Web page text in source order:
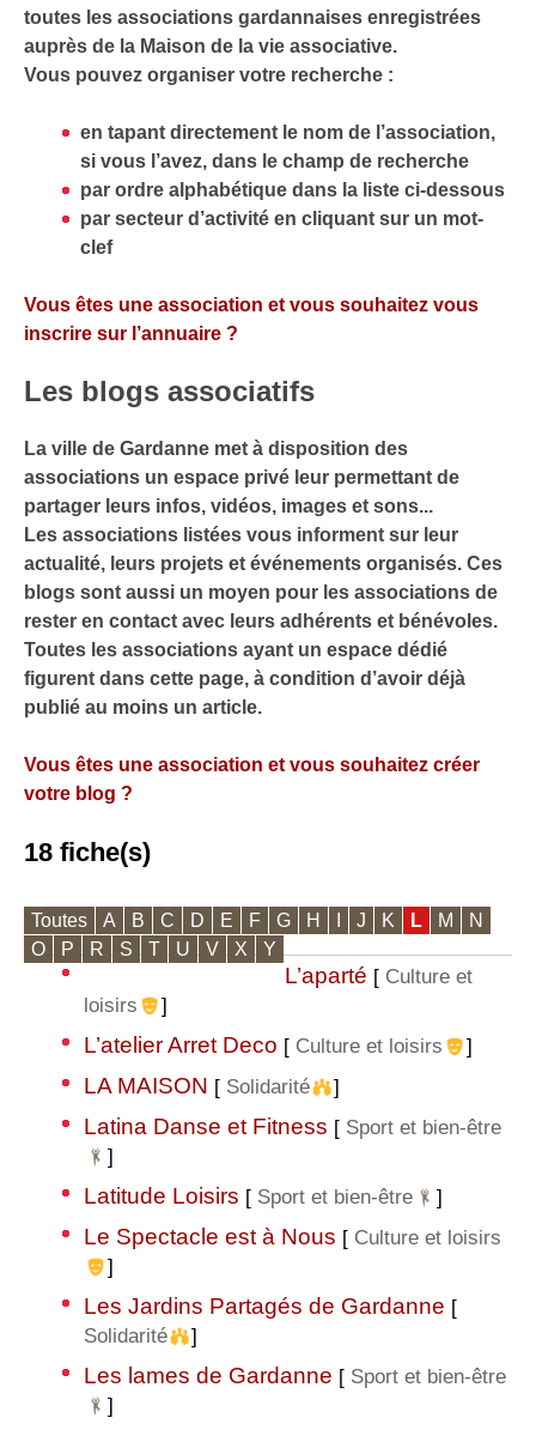
toutes les associations gardannaises enregistrées
auprès de la Maison de la vie associative.
Vous pouvez organiser votre recherche :
en tapant directement le nom de l’association,
si vous l’avez, dans le champ de recherche
par ordre alphabétique dans la liste ci-dessous
par secteur d’activité en cliquant sur un mot-
clef
Vous êtes une association et vous souhaitez vous
inscrire sur l’annuaire ?
Les blogs associatifs
La ville de Gardanne met à disposition des
associations un espace privé leur permettant de
partager leurs infos, vidéos, images et sons...
Les associations listées vous informent sur leur
actualité, leurs projets et événements organisés. Ces
blogs sont aussi un moyen pour les associations de
rester en contact avec leurs adhérents et bénévoles.
Toutes les associations ayant un espace dédié
figurent dans cette page, à condition d’avoir déjà
publié au moins un article.
Vous êtes une association et vous souhaitez créer
votre blog ?
18 fiche(s)
Toutes A B C D E F G H J K L M
N
O
P R S T U V X Y
L’aparté [ Culture et
loisirs
]
L’atelier Arret Deco [ Culture et loisirs ]
LA MAISON [ Solidarité ]
Latina Danse et Fitness [ Sport et bien-être
]
Latitude Loisirs [ Sport et bien-être ]
Le Spectacle est à Nous [ Culture et loisirs
]
Les Jardins Partagés de Gardanne [
Solidarité
]
Les lames de Gardanne [ Sport et bien-être
]